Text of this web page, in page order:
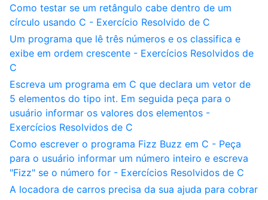
Como testar se um retângulo cabe dentro de um
círculo usando C - Exercício Resolvido de C
Um programa que lê três números e os classifica e
exibe em ordem crescente - Exercícios Resolvidos de
C
Escreva um programa em C que declara um vetor de
5 elementos do tipo int. Em seguida peça para o
usuário informar os valores dos elementos -
Exercícios Resolvidos de C
Como escrever o programa Fizz Buzz em C - Peça
para o usuário informar um número inteiro e escreva
"Fizz" se o número for - Exercícios Resolvidos de C
A locadora de carros precisa da sua ajuda para cobrar